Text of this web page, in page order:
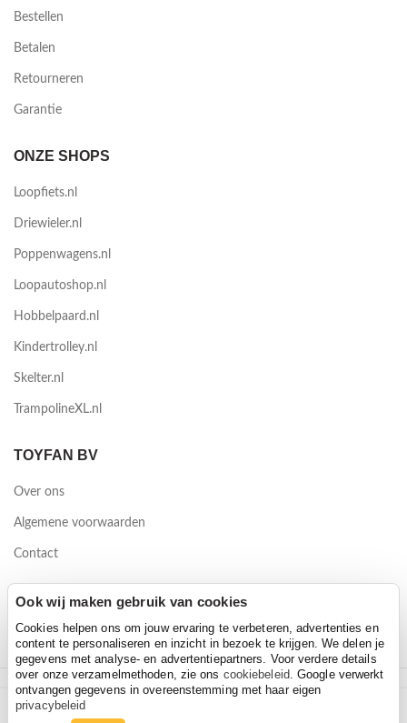
Bigjigs Dubbelbaans spoortunnel
Bestellen
Betalen
Retourneren
Garantie
ONZE SHOPS
Loopfiets.nl
Driewieler.nl
Poppenwagens.nl
Loopautoshop.nl
Hobbelpaard.nl
Kindertrolley.nl
Skelter.nl
TrampolineXL.nl
TOYFAN BV
Over ons
Algemene voorwaarden
Contact
Ook wij maken gebruik van cookies
Cookies helpen ons om jouw ervaring te verbeteren, advertenties en
content te personaliseren en inzicht in bezoek te krijgen. We delen je
gegevens met analyse- en advertentiepartners. Voor verdere details
over onze verzamelmethoden, zie ons cookiebeleid. Google verwerkt
ontvangen gegevens in overeenstemming met haar eigen
privacybeleid